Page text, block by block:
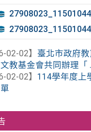
02-02】 臺北市政府
教基金會共同辦理「
02-02】 114學年度上